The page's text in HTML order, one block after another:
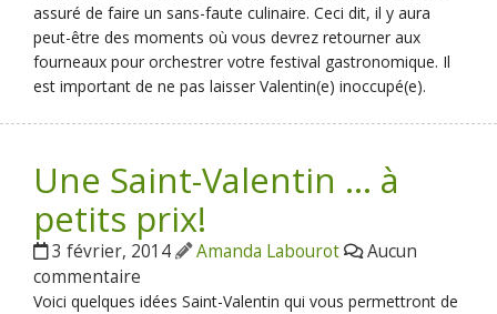
assuré de faire un sans-faute culinaire. Ceci dit, il y aura
peut-être des moments où vous devrez retourner aux
fourneaux pour orchestrer votre festival gastronomique. Il
est important de ne pas laisser Valentin(e) inoccupé(e).
Une Saint-Valentin … à
petits prix!
3 février, 2014 Amanda Labourot
Aucun
commentaire
Voici quelques idées Saint-Valentin qui vous permettront de